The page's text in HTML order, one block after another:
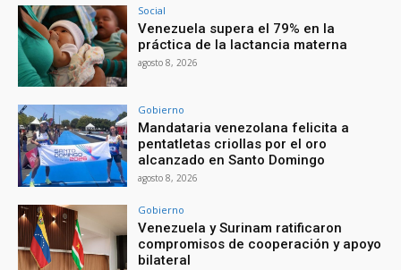
Social
Venezuela supera el 79% en la
práctica de la lactancia materna
agosto 8, 2026
Gobierno
Mandataria venezolana felicita a
pentatletas criollas por el oro
alcanzado en Santo Domingo
agosto 8, 2026
Gobierno
Venezuela y Surinam ratificaron
compromisos de cooperación y apoyo
bilateral